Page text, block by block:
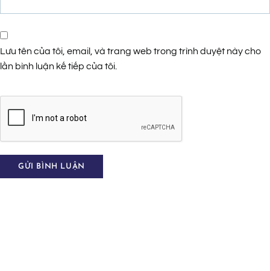
Lưu tên của tôi, email, và trang web trong trình duyệt này cho
lần bình luận kế tiếp của tôi.